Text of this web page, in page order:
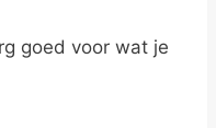
goed voor wat je